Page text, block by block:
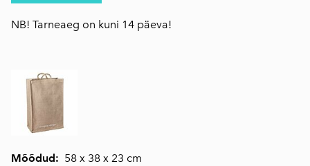
Mõõdud: 58 x 38 x 23 cm
NB! Tarneaeg on kuni 14 päeva!